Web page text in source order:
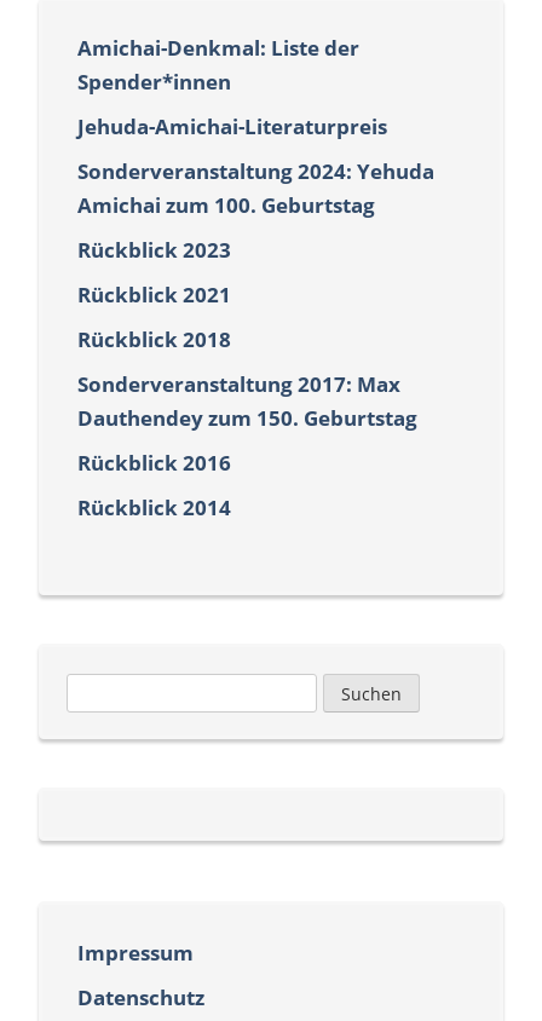
Amichai-Denkmal: Liste der
Spender*innen
Jehuda-Amichai-Literaturpreis
Sonderveranstaltung 2024: Yehuda
Amichai zum 100. Geburtstag
Rückblick 2023
Rückblick 2021
Rückblick 2018
Sonderveranstaltung 2017: Max
Dauthendey zum 150. Geburtstag
Rückblick 2016
Rückblick 2014
nach:
Impressum
Datenschutz